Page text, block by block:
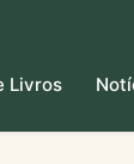
Livros